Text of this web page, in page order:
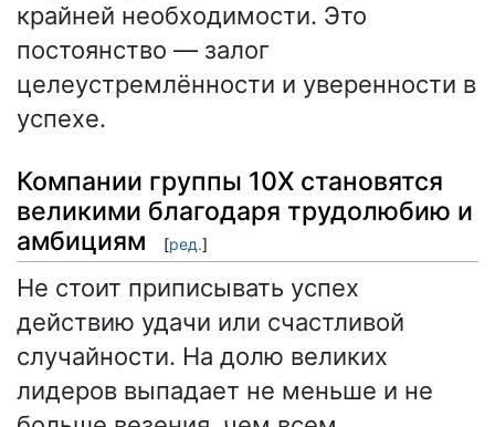
крайней необходимости. Это
постоянство — залог
целеустремлённости и уверенности в
успехе.
Компании группы 10X становятся
великими благодаря трудолюбию и
амбициям
[ред.]
Не стоит приписывать успех
действию удачи или счастливой
случайности. На долю великих
лидеров выпадает не меньше и не